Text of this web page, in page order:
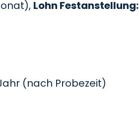
Lohn Festanstellung:
(nach Probezeit)